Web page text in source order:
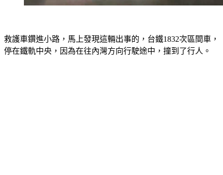
救護車鑽進小路，馬上發現這輛出事的，台鐵1832次區間車，
停在鐵軌中央，因為在往內灣方向行駛途中，撞到了行人。